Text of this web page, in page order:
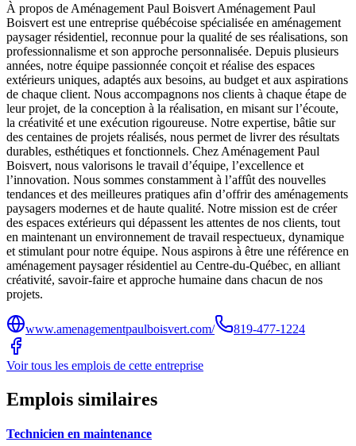
À propos de Aménagement Paul Boisvert Aménagement Paul
Boisvert est une entreprise québécoise spécialisée en aménagement
paysager résidentiel, reconnue pour la qualité de ses réalisations, son
professionnalisme et son approche personnalisée. Depuis plusieurs
années, notre équipe passionnée conçoit et réalise des espaces
extérieurs uniques, adaptés aux besoins, au budget et aux aspirations
de chaque client. Nous accompagnons nos clients à chaque étape de
leur projet, de la conception à la réalisation, en misant sur l’écoute,
la créativité et une exécution rigoureuse. Notre expertise, bâtie sur
des centaines de projets réalisés, nous permet de livrer des résultats
durables, esthétiques et fonctionnels. Chez Aménagement Paul
Boisvert, nous valorisons le travail d’équipe, l’excellence et
l’innovation. Nous sommes constamment à l’affût des nouvelles
tendances et des meilleures pratiques afin d’offrir des aménagements
paysagers modernes et de haute qualité. Notre mission est de créer
des espaces extérieurs qui dépassent les attentes de nos clients, tout
en maintenant un environnement de travail respectueux, dynamique
et stimulant pour notre équipe. Nous aspirons à être une référence en
aménagement paysager résidentiel au Centre-du-Québec, en alliant
créativité, savoir-faire et approche humaine dans chacun de nos
projets.
www.amenagementpaulboisvert.com/ 819-477-1224
Voir tous les emplois de cette entreprise
Emplois similaires
Technicien en maintenance